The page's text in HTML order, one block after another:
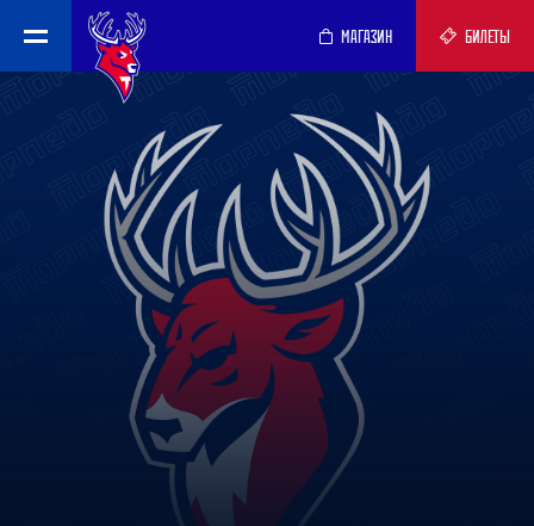
МАГАЗИН БИЛЕТЫ